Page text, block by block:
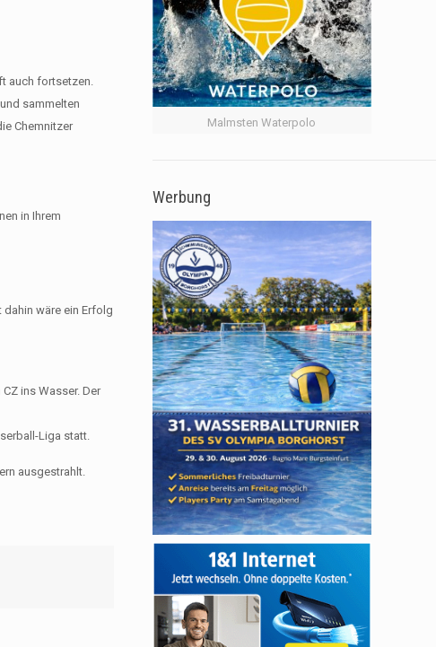
auch fortsetzen.
sammelten
Chemnitzer
in Ihrem
wäre ein Erfolg
ins Wasser. Der
Liga statt.
ausgestrahlt.
Malmsten Waterpolo
Werbung